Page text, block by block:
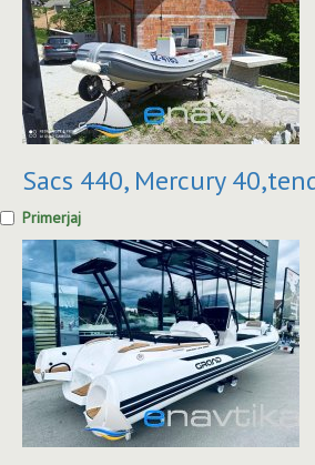
Sacs 440, Mercury
Primerjaj